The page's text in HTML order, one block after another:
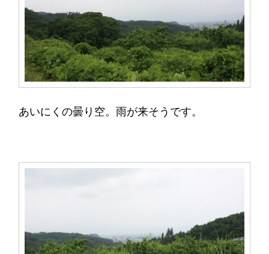
あいにくの曇り空。雨が来そうです。